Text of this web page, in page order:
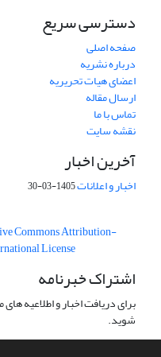
دسترسی سریع
صفحه اصلی
درباره نشریه
اعضای هیات تحریریه
ارسال مقاله
تماس با ما
نقشه سایت
آخرین اخبار
اخبار و اعلانات1405-03-30
Commons Attribution-
License
اشتراک خبرنامه
برای دریافت اخبار و اطلاعیه
شوید.